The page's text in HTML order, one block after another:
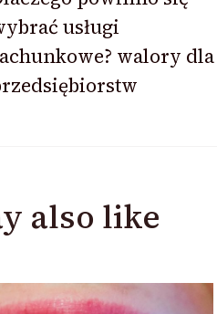
usługi
walory dla
also like